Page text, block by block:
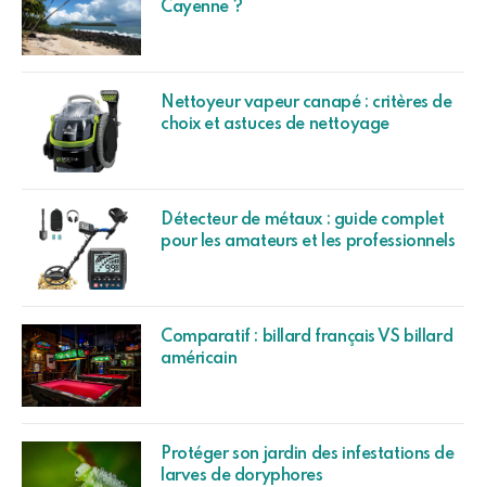
Cayenne ?
Nettoyeur vapeur canapé : critères de
choix et astuces de nettoyage
Détecteur de métaux : guide complet
pour les amateurs et les professionnels
Comparatif : billard français VS billard
américain
Protéger son jardin des infestations de
larves de doryphores